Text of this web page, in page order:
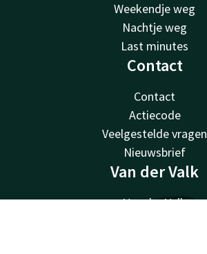
Weekendje weg
Nachtje weg
Last minutes
Contact
Contact
Actiecode
Veelgestelde vragen
Nieuwsbrief
Van der Valk
Van der Valk